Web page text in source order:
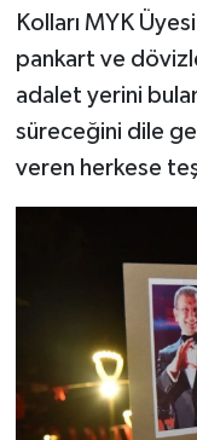
Kolları MYK
pankart ve
adalet yerini
süreceğini dile
veren herkese